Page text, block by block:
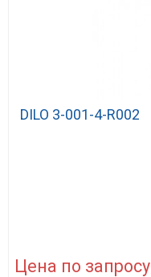
DILO 3-001-4-R002
Цена по запросу